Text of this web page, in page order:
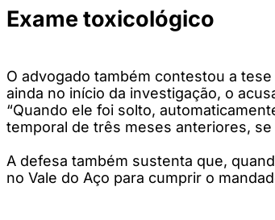
Exame toxicológico
O advogado também contestou a
ainda no início da investigação, o
“Quando ele foi solto,
temporal de três meses anteriores,
A defesa também sustenta que,
no Vale do Aço para cumprir o